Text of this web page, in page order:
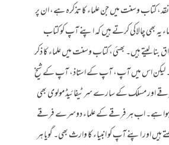
کتاب وسنت میں جن علماء کا تذکرہ ہے، ان پر
یہ بھی چالاکی کرتے ہیں کہ اپنے آپ کو کتاب
لیتے ہیں۔ بھئی، کتاب وسنت میں علماء کا ذکر
اس میں آپ، آپ کے استاذ، آپ کے شیخ
اور مسلک کے سارے سرٹیفائیڈ مولوی بھی
ہوا ہے۔ اب ہر فرقے کے علماء دوسرے فرقے
ہیں اور اپنے آپ کو انبیاء کا وارث بھی۔ گویا ہر